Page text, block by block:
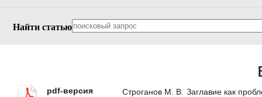
Найти статью
pdf-версия
Строганов М. В. Заглавие как